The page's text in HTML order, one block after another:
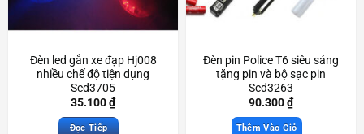
Đèn led gắn xe đạp Hj008
nhiều chế độ tiện dụng
Scd3705
35.100₫
Đọc Tiếp
Đèn pin Police T6 siêu sáng
tặng pin và bộ sạc pin
Scd3263
90.300₫
Thêm Vào Giỏ